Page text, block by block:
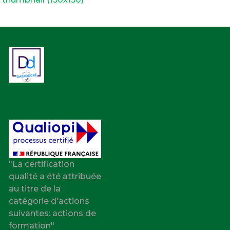
"La certification
qualité a été attribuée
au titre de la
catégorie d'actions
suivantes: actions de
formation"